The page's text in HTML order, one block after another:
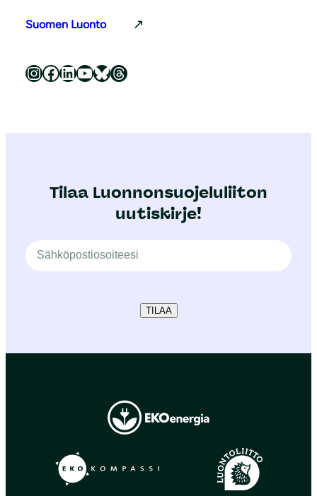
Suomen Luonto
Luonnonsuojeluliitto Instagramissa Luonnonsuojeluliitto Facebookissa Luonnonsuojeluliitto LinkedInissä Luonnonsuojeluliiton YouTube-kanava Luonnonsuojeluliitto Blueskyssa Luonnonsuojeluliitto Threadsissa
Tilaa Luonnonsuojeluliiton
uutiskirje!
TILAA